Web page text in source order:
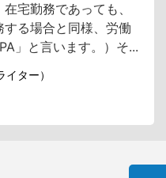
宅勤務であっても、
る場合と同様、労働
」と言います。）そ...
ター）